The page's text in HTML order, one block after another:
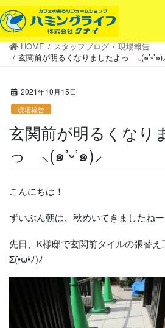
コ
ン
テ
ナ
ビ
ゲ
HOME スタッフブログ
現場報告
玄関前が明るくなりましたよっ ⸜(๑’ᵕ’๑
2021年10月15日
現場報告
玄関前が明るくなり
っ ⸜(๑’ᵕ’๑)⸝
こんにちは！
ずいぶん朝は、秋めいてきましたね
先日、K様邸で玄関前タイルの張替
Σ(•̀ω•́ﾉ)ﾉ